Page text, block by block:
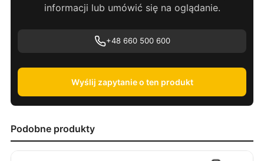
informacji lub umówić się na oglądanie.
+48 660 500 600
Wyślij zapytanie o ten produkt
Podobne produkty